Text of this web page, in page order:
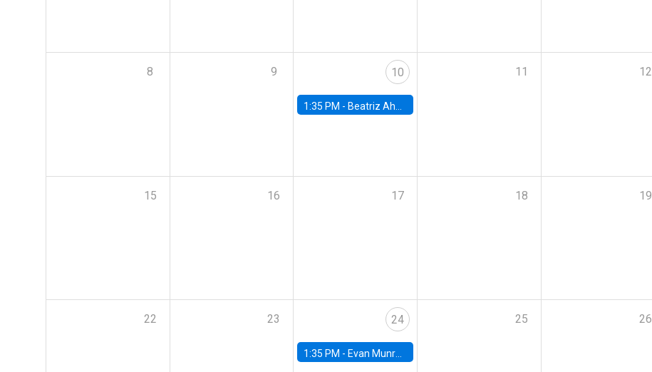
8 9 10
1:35 PM - Beatriz Ahumada, PhD candidate, Universidad de Pittsburgh
11 12
15 16 17 18 19
22 23 24
1:35 PM - Evan Munro, Neyman Visiting Assistant Professor in the Department of Statistics at UC Berkeley
25 26